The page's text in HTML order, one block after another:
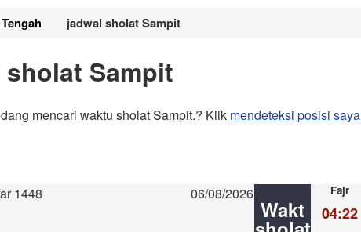
jadwal sholat Sampit
sholat Sampit
mencari waktu sholat Sampit.? Klik mendeteksi posisi saya
1448 06/08/2026
Wakt
Fajr
04:22